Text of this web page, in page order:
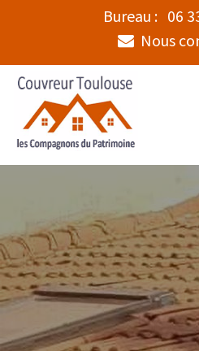
Bureau : 06
Nous